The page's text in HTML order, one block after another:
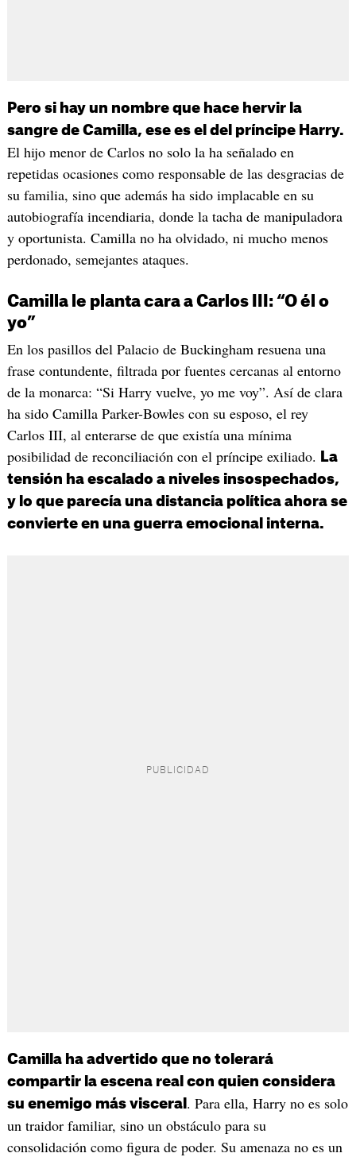
Pero si hay un nombre que hace hervir la
sangre de Camilla, ese es el del príncipe Harry.
El hijo menor de Carlos no solo la ha señalado en
repetidas ocasiones como responsable de las desgracias de
su familia, sino que además ha sido implacable en su
autobiografía incendiaria, donde la tacha de manipuladora
y oportunista. Camilla no ha olvidado, ni mucho menos
perdonado, semejantes ataques.
Camilla le planta cara a Carlos III: “O él o
yo”
En los pasillos del Palacio de Buckingham resuena una
frase contundente, filtrada por fuentes cercanas al entorno
de la monarca: “Si Harry vuelve, yo me voy”. Así de clara
ha sido Camilla Parker-Bowles con su esposo, el rey
Carlos III, al enterarse de que existía una mínima
posibilidad de reconciliación con el príncipe exiliado.
La
tensión ha escalado a niveles insospechados,
y lo que parecía una distancia política ahora se
convierte en una guerra emocional interna.
Camilla ha advertido que no tolerará
compartir la escena real con quien considera
su enemigo más visceral . Para ella, Harry no es solo
un traidor familiar, sino un obstáculo para su
consolidación como figura de poder. Su amenaza no es un